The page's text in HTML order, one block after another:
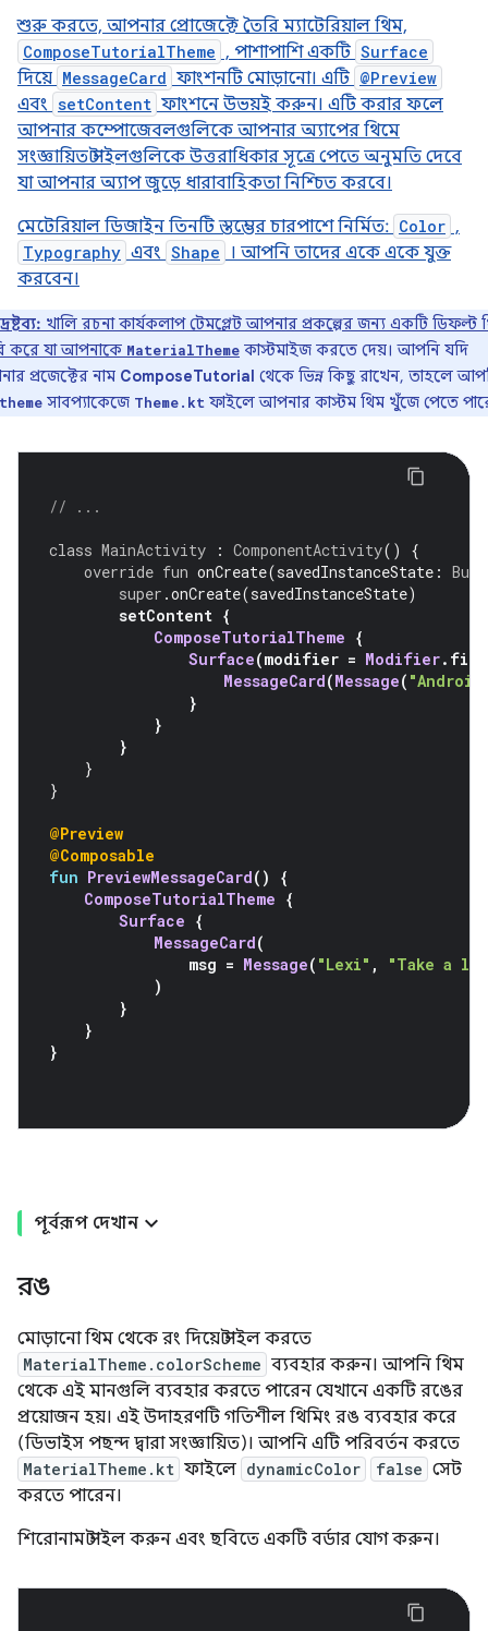
শুরু করতে, আপনার প্রোজেক্টে তৈরি ম্যাটেরিয়াল থিম,
ComposeTutorialTheme , পাশাপাশি একটি Surface
দিয়ে MessageCard ফাংশনটি মোড়ানো। এটি @Preview
এবং setContent ফাংশনে উভয়ই করুন। এটি করার ফলে
আপনার কম্পোজেবলগুলিকে আপনার অ্যাপের থিমে
সংজ্ঞায়িত স্টাইলগুলিকে উত্তরাধিকার সূত্রে পেতে অনুমতি দেবে
যা আপনার অ্যাপ জুড়ে ধারাবাহিকতা নিশ্চিত করবে।
মেটেরিয়াল ডিজাইন তিনটি স্তম্ভের চারপাশে নির্মিত: Color ,
Typography এবং Shape
। আপনি তাদের একে একে যুক্ত
করবেন।
দ্রষ্টব্য: খালি রচনা কার্যকলাপ টেমপ্লেট আপনার প্রকল্পের জন্য একটি ডিফল্ট
করে যা আপনাকে MaterialTheme কাস্টমাইজ করতে দেয়। আপনি যদি
প্রজেক্টের নাম ComposeTutorial থেকে ভিন্ন কিছু রাখেন, তাহলে
সাবপ্যাকেজে Theme.kt ফাইলে আপনার কাস্টম থিম খুঁজে পেতে
// ...
class MainActivity : ComponentActivity()
{
override fun onCreate(savedInstanceState :
super .onCreate(savedInstanceState)
setContent {
ComposeTutorialTheme {
Surface(modifier = Modifier.
MessageCard(Message(
}
}
}
}
}
@Preview
@Composable
fun PreviewMessageCard()
{
ComposeTutorialTheme {
Surface {
MessageCard(
msg = Message( "Lexi" ,
"Take a
)
}
}
}
পূর্বরূপ দেখান
রঙ
মোড়ানো থিম থেকে রং দিয়ে স্টাইল করতে
MaterialTheme.colorScheme ব্যবহার করুন। আপনি থিম
থেকে এই মানগুলি ব্যবহার করতে পারেন যেখানে একটি রঙের
প্রয়োজন হয়। এই উদাহরণটি গতিশীল থিমিং রঙ ব্যবহার করে
(ডিভাইস পছন্দ দ্বারা সংজ্ঞায়িত)। আপনি এটি পরিবর্তন করতে
MaterialTheme.kt ফাইলে dynamicColor false সেট
করতে পারেন।
শিরোনাম স্টাইল করুন এবং ছবিতে একটি বর্ডার যোগ করুন।